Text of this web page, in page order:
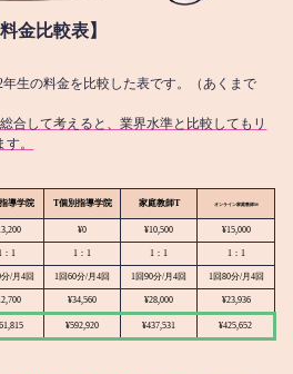
料金比較表】
生の料金を比較した表です。（あくまで
合して考えると、業界水準と比較してもリ
。
導学院 T個別指導学院 家庭教師T オンライン家庭教師M
¥0 ¥10,500 ¥15,000
1：1 1：1 1：1 1：1
分/月4回 1回60分/月4回 1回90分/月4回 1回80分/月4回
¥34,560 ¥28,000 ¥23,936
¥592,920 ¥437,531 ¥425,652